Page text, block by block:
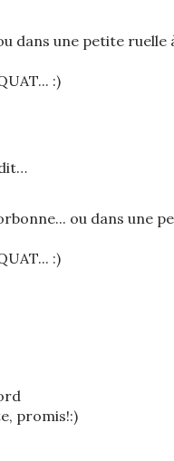
dans une petite
:)
ou dans une
:)
promis!:)